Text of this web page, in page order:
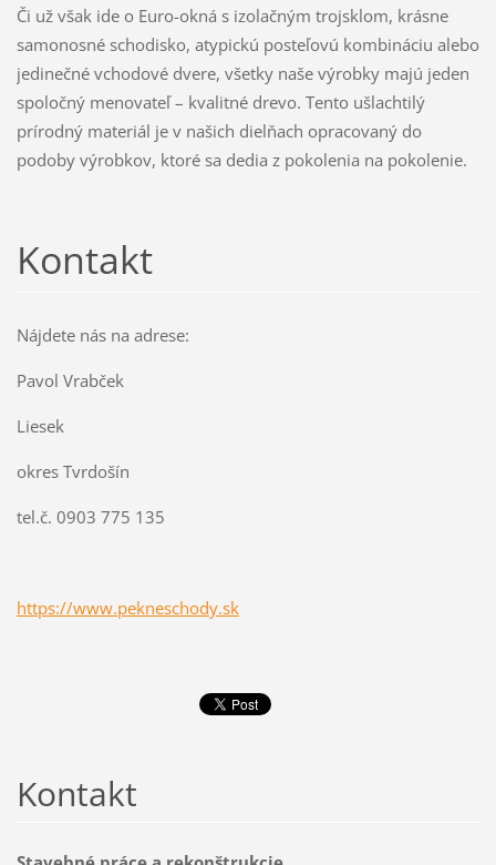
Či už však ide o Euro-okná s izolačným trojsklom, krásne
samonosné schodisko, atypickú posteľovú kombináciu alebo
jedinečné vchodové dvere, všetky naše výrobky majú jeden
spoločný menovateľ – kvalitné drevo. Tento ušlachtilý
prírodný materiál je v našich dielňach opracovaný do
podoby výrobkov, ktoré sa dedia z pokolenia na pokolenie.
Kontakt
Nájdete nás na adrese:
Pavol Vrabček
Liesek
okres Tvrdošín
tel.č. 0903 775 135
https://www.pekneschody.sk
Kontakt